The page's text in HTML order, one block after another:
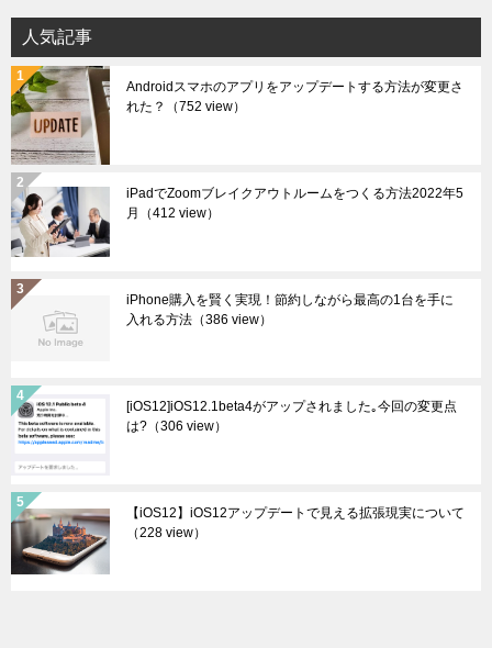
イ
ブ
人気記事
Androidスマホのアプリをアップデートする方法が変更さ
れた？
（752 view）
iPadでZoomブレイクアウトルームをつくる方法2022年5
月
（412 view）
iPhone購入を賢く実現！節約しながら最高の1台を手に
入れる方法 （386 view）
[iOS12]iOS12.1beta4がアップされました｡今回の変更点
は? （306 view）
【iOS12】iOS12アップデートで見える拡張現実について
（228 view）